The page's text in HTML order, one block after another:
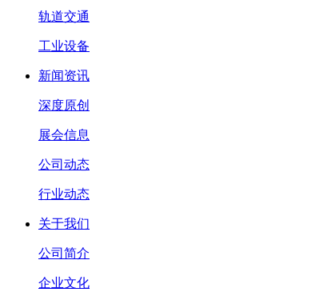
轨道交通
工业设备
新闻资讯
深度原创
展会信息
公司动态
行业动态
关于我们
公司简介
企业文化